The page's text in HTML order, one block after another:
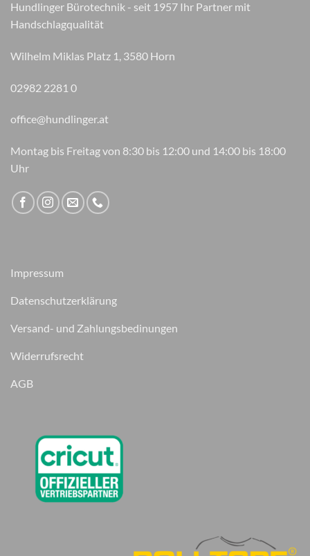
Hundlinger Bürotechnik - seit 1957 Ihr Partner mit
Handschlagqualität
Wilhelm Miklas Platz 1, 3580 Horn
02982 2281 0
office@hundlinger.at
Montag bis Freitag von 8:30 bis 12:00 und 14:00 bis 18:00
Uhr
Impressum
Datenschutzerklärung
Versand- und Zahlungsbedinungen
Widerrufsrecht
AGB